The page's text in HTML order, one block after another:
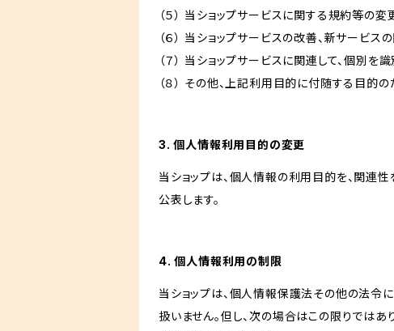
（５） 当ショップサービスに関する規約等の
（６） 当ショップサービスの改善、新サービ
（７） 当ショップサービスに関連して、個別
（８） その他、上記利用目的に付随する目的の
3. 個人情報利用目的の変更
当ショップは、個人情報の利用目的を、関連
公表します。
4. 個人情報利用の制限
当ショップは、個人情報保護法その他の法令
扱いません。但し、次の場合はこの限りではあ